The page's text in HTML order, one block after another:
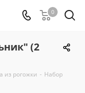
0
(2
из рогожки - Набор